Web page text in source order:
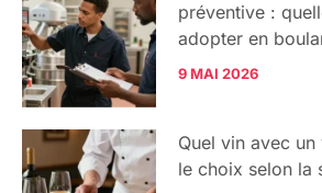
préventive :
adopter en
9 MAI 2026
Quel vin avec
le choix selon la